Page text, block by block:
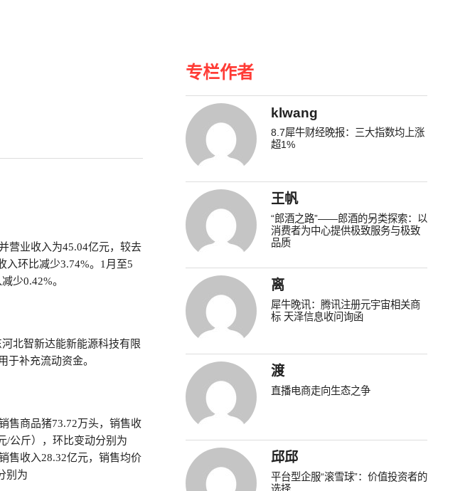
营业收入为45.04亿元，较去
入环比减少3.74%。1月至5
少0.42%。
北智新达能新能源科技有限
于补充流动资金。
售商品猪73.72万头，销售收
/公斤），环比变动分别为
售收入28.32亿元，销售均价
别为
专栏作者
klwang
8.7犀牛财经晚报：三大指数均上涨
超1%
王帆
“郎酒之路”——郎酒的另类探索：以
消费者为中心提供极致服务与极致
品质
离
犀牛晚讯：腾讯注册元宇宙相关商
标 天泽信息收问询函
渡
直播电商走向生态之争
邱邱
平台型企服“滚雪球”：价值投资者的